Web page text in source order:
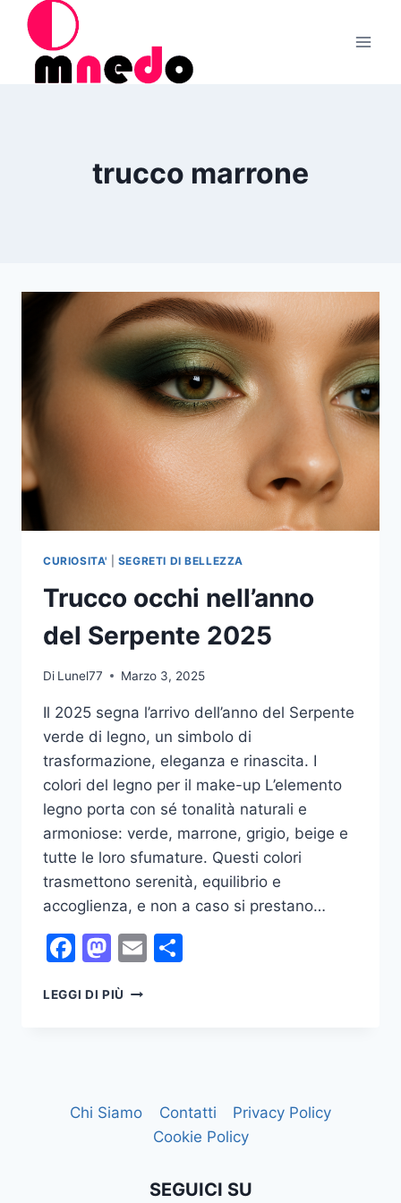
Salta
contenuto
trucco marrone
CURIOSITA' SEGRETI DI BELLEZZA
Trucco occhi nell’anno
del Serpente 2025
Di Lunel77 Marzo 3, 2025
Il 2025 segna l’arrivo dell’anno del Serpente
verde di legno, un simbolo di
trasformazione, eleganza e rinascita. I
colori del legno per il make-up L’elemento
legno porta con sé tonalità naturali e
armoniose: verde, marrone, grigio, beige e
tutte le loro sfumature. Questi colori
trasmettono serenità, equilibrio e
accoglienza, e non a caso si prestano…
Facebook
Mastodon
Email
LEGGI DI PIÙ TRUCCO
Chi Siamo Contatti
Privacy Policy
Cookie Policy
SEGUICI SU